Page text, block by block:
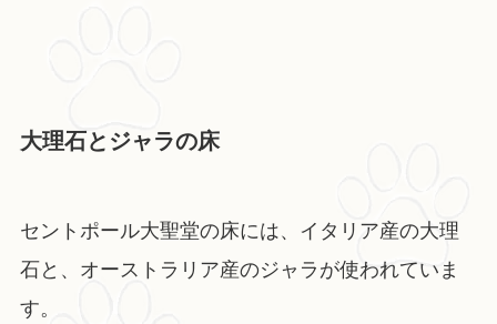
大理石とジャラの床
セントポール大聖堂の床には、イタリア産の大理
石と、オーストラリア産のジャラが使われていま
す。